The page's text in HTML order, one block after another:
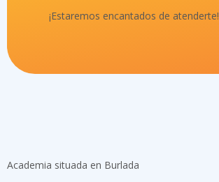
¡Estaremos encantados de atenderte!
Academia situada en Burlada